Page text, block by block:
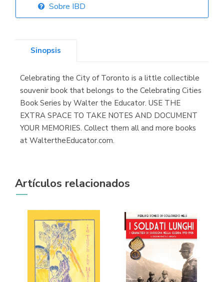
Librería Elías
Librería Kolima
(Madrid)
Librería Proteo
Sobre IBD
Sinopsis
Celebrating the City of Toronto is a little collectible
souvenir book that belongs to the Celebrating Cities
Book Series by Walter the Educator. USE THE
EXTRA SPACE TO TAKE NOTES AND DOCUMENT
YOUR MEMORIES. Collect them all and more books
at WaltertheEducator.com.
Artículos relacionados